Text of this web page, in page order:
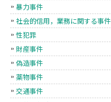
暴力事件
社会的信用，業務に関する事件
性犯罪
財産事件
偽造事件
薬物事件
交通事件